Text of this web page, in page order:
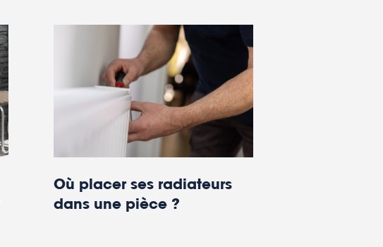
Où placer ses radiateurs
dans une pièce ?